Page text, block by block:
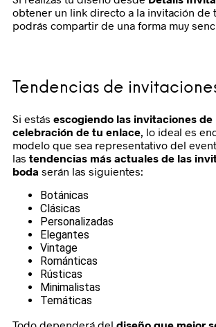
obtener un link directo a la invitación de
podrás compartir de una forma muy
Tendencias de
Si estás escogiendo las invitaciones de
celebración de tu enlace, lo ideal es
modelo que sea representativo del
las tendencias más actuales de las
boda serán las siguientes:
Botánicas
Clásicas
Personalizadas
Elegantes
Vintage
Románticas
Rústicas
Minimalistas
Temáticas